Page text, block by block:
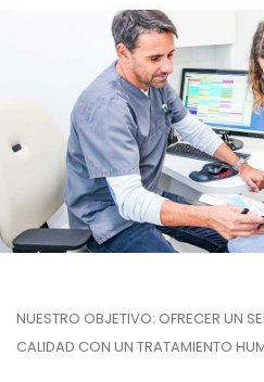
NUESTRO OBJETIVO: OFRECER UN
CALIDAD CON UN TRATAMIENTO